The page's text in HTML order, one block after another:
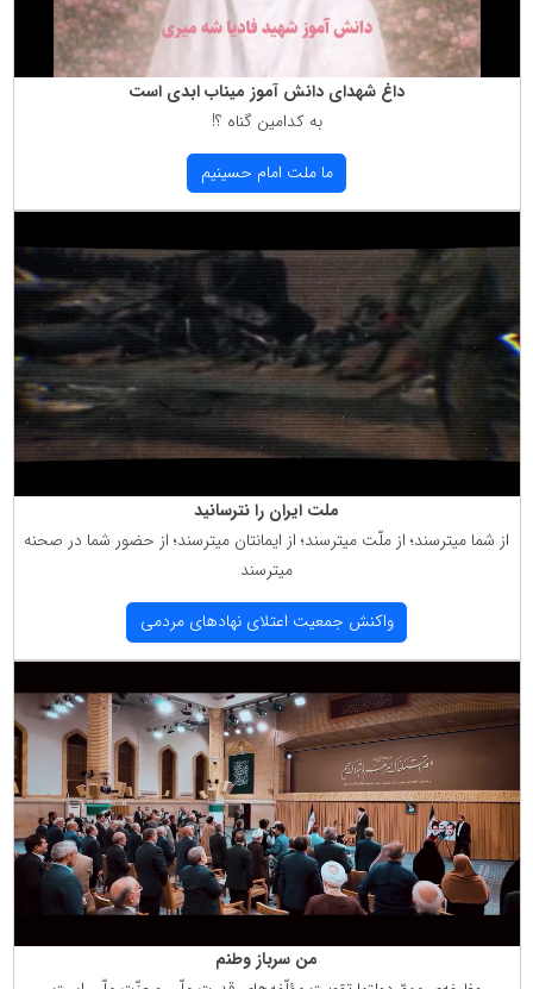
داغ شهدای دانش آموز میناب ابدی است
به كدامین گناه ؟!
ما ملت امام حسینیم
ملت ایران را نترسانید
از شما میترسند؛ از ملّت میترسند؛ از ایمانتان میترسند؛ از حضور شما در صحنه
میترسند
واكنش جمعیت اعتلای نهادهای مردمی
من سرباز وطنم